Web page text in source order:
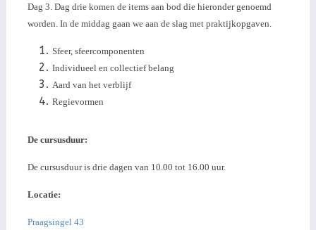
Dag 3. Dag drie komen de items aan bod die hieronder genoemd
worden. In de middag gaan we aan de slag met praktijkopgaven.
Sfeer, sfeercomponenten
Individueel en collectief belang
Aard van het verblijf
Regievormen
De cursusduur:
De cursusduur is drie dagen van 10.00 tot 16.00 uur.
Locatie:
Praagsingel 43